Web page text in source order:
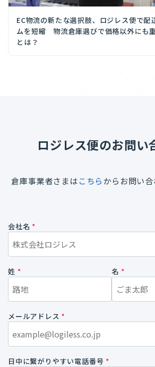
EC物流の新たな選択肢、ロジレス便で配
ムを短縮 物流倉庫選びで価格以外にも
とは？
ロジレス便のお問い
倉庫事業者さまはこちらからお問い合
会社名 *
姓 * 名 *
メールアドレス *
日中に繋がりやすい電話番号 *